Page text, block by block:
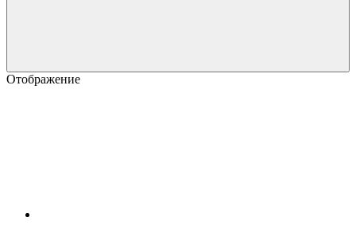
Отображение